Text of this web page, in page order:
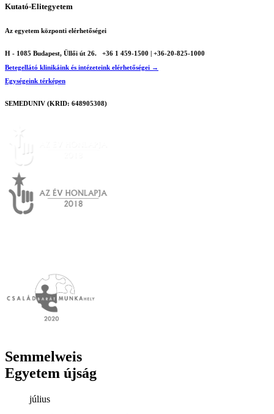
Kutató-Elitegyetem
Az egyetem központi elérhetőségei
H - 1085 Budapest, Üllői út 26.
+36 1 459-1500 | +36-20-825-1000
Betegellátó klinikáink és intézeteink elérhetőségei →
Egységeink térképen
SEMEDUNIV (KRID: 648905308)
Semmelweis
Egyetem újság
július